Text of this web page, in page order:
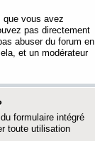
que vous avez
pas directement
abuser du forum en
et un modérateur
formulaire intégré
toute utilisation